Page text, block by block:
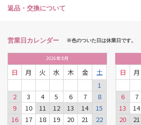
返品・交換について
営業日カレンダー ※色のついた日は休業日です。
2026年8月
日 月 火 水 木 金
土
1
2
3 4 5 6 7
8
9
10 11 12 13 14
15
16
17 18 19 20 21
22
日 月
6
7
13
14
20
21